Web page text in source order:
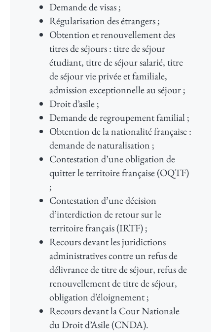
Demande de visas ;
Régularisation des étrangers ;
Obtention et renouvellement des
titres de séjours : titre de séjour
étudiant, titre de séjour salarié, titre
de séjour vie privée et familiale,
admission exceptionnelle au séjour ;
Droit d’asile ;
Demande de regroupement familial ;
Obtention de la nationalité française :
demande de naturalisation ;
Contestation d’une obligation de
quitter le territoire française (OQTF)
;
Contestation d’une décision
d’interdiction de retour sur le
territoire français (IRTF) ;
Recours devant les juridictions
administratives contre un refus de
délivrance de titre de séjour, refus de
renouvellement de titre de séjour,
obligation d’éloignement ;
Recours devant la Cour Nationale
du Droit d’Asile (CNDA).